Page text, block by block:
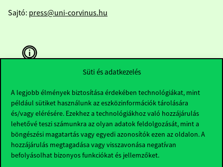
Süti és adatkezelés
A legjobb élmények biztosítása érdekében technológiákat, mint
például sütiket használunk az eszközinformációk tárolására
és/vagy elérésére. Ezekhez a technológiákhoz való hozzájárulás
lehetővé teszi számunkra az olyan adatok feldolgozását, mint a
böngészési magatartás vagy egyedi azonosítók ezen az oldalon. A
hozzájárulás megtagadása vagy visszavonása negatívan
befolyásolhat bizonyos funkciókat és jellemzőket.
Sajtó: press@uni-corvinus.hu
Hasznos linkek
Nyitvatartás
Házirend